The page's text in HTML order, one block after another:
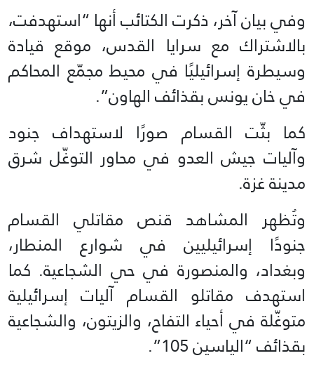
وفي بيان آخر، ذكرت الكتائب أنها “استهدفت،
بالاشتراك مع سرايا القدس، موقع قيادة
وسيطرة إسرائيليًا في محيط مجمّع المحاكم
في خان يونس بقذائف الهاون”.
كما بثّت القسام صورًا لاستهداف جنود
وآليات جيش العدو في محاور التوغّل شرق
مدينة غزة.
وتُظهر المشاهد قنص مقاتلي القسام
جنودًا إسرائيليين في شوارع المنطار،
وبغداد، والمنصورة في حي الشجاعية. كما
استهدف مقاتلو القسام آليات إسرائيلية
متوغّلة في أحياء التفاح، والزيتون، والشجاعية
بقذائف “الياسين 105”.